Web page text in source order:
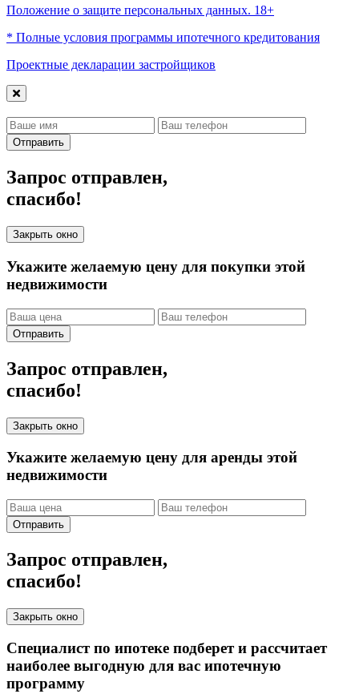
Положение о защите персональных данных. 18+
* Полные условия программы ипотечного кредитования
Проектные декларации застройщиков
Отправить
Запрос отправлен,
спасибо!
Закрыть окно
Укажите желаемую цену для покупки этой
недвижимости
Отправить
Запрос отправлен,
спасибо!
Закрыть окно
Укажите желаемую цену для аренды этой
недвижимости
Отправить
Запрос отправлен,
спасибо!
Закрыть окно
Специалист по ипотеке подберет и рассчитает
наиболее выгодную для вас ипотечную
программу